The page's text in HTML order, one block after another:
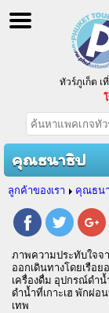
ทัวร์ภูเก็ต เ
บริการจั
ทัวร์ภูเก็ต แ
คุณธนาธิป
ลูกค้าของเรา คุณธน
ภาพความประทับใจ
ออกเดินทางโดยเรือ
เครื่องดื่ม อุปกรณ์ดำ
ดำน้ำที่เกาะเฮ พักผ่
เทพ